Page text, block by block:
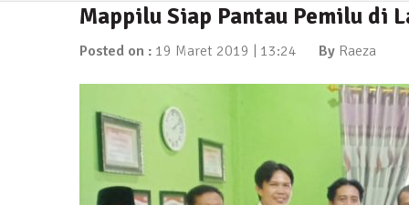
News Flash
Polres Lamteng Gelar
10 November 2025 | 14:07
News Flash
Puluhan Warga Dusun III Geruduk Balai
Mappilu Siap Pantau Pemilu di
Posted on : 19 Maret 2019 | 13:24 By Raeza